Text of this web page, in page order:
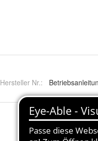
Hersteller Nr.: